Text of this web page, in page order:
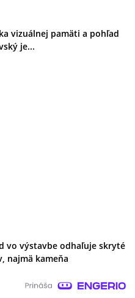
vizuálnej pamäti a pohľad
je...
vo výstavbe odhaľuje skryté
najmä kameňa